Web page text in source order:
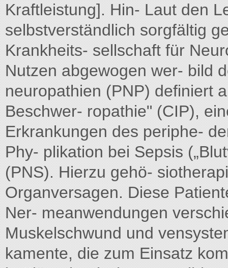
Kraftleistung]. Hin- Laut den
selbstverständlich sorgfältig
Krankheits- sellschaft für
Nutzen abgewogen wer- bild
neuropathien (PNP) definiert
Beschwer- ropathie" (CIP),
Erkrankungen des periphe-
Phy- plikation bei Sepsis
(PNS). Hierzu gehö-
Organversagen. Diese
Ner- meanwendungen
Muskelschwund und
kamente, die zum Einsatz